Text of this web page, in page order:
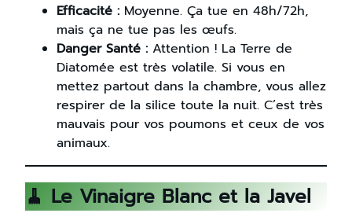
Efficacité : Moyenne. Ça tue en 48h/72h,
mais ça ne tue pas les œufs.
Danger Santé : Attention ! La Terre de
Diatomée est très volatile. Si vous en
mettez partout dans la chambre, vous allez
respirer de la silice toute la nuit. C’est très
mauvais pour vos poumons et ceux de vos
animaux.
🧹 Le Vinaigre Blanc et la Javel